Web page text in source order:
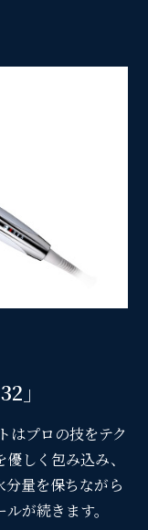
」
はプロの技をテク
しく包み込み、
量を保ちながら
が続きます。